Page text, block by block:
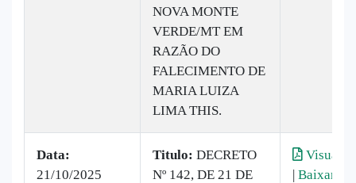
NOVA MONTE
VERDE/MT EM
RAZÃO DO
FALECIMENTO DE
MARIA LUIZA
LIMA THIS.
Data:
21/10/2025
Titulo: DECRETO
Nº 142, DE 21 DE
| Baixar